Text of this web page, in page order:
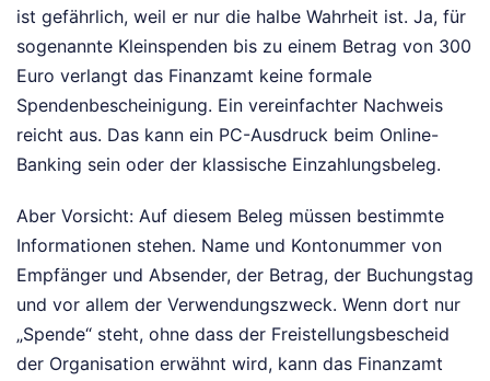
ist gefährlich, weil er nur die halbe Wahrheit ist. Ja, für
sogenannte Kleinspenden bis zu einem Betrag von 300
Euro verlangt das Finanzamt keine formale
Spendenbescheinigung. Ein vereinfachter Nachweis
reicht aus. Das kann ein PC-Ausdruck beim Online-
Banking sein oder der klassische Einzahlungsbeleg.
Aber Vorsicht: Auf diesem Beleg müssen bestimmte
Informationen stehen. Name und Kontonummer von
Empfänger und Absender, der Betrag, der Buchungstag
und vor allem der Verwendungszweck. Wenn dort nur
„Spende“ steht, ohne dass der Freistellungsbescheid
der Organisation erwähnt wird, kann das Finanzamt